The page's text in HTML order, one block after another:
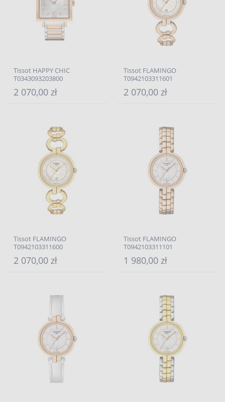
Tissot HAPPY CHIC
T0343093203800
2 070,00 zł
Tissot FLAMINGO
T0942103311601
2 070,00 zł
Tissot FLAMINGO
T0942103311600
2 070,00 zł
Tissot FLAMINGO
T0942103311101
1 980,00 zł